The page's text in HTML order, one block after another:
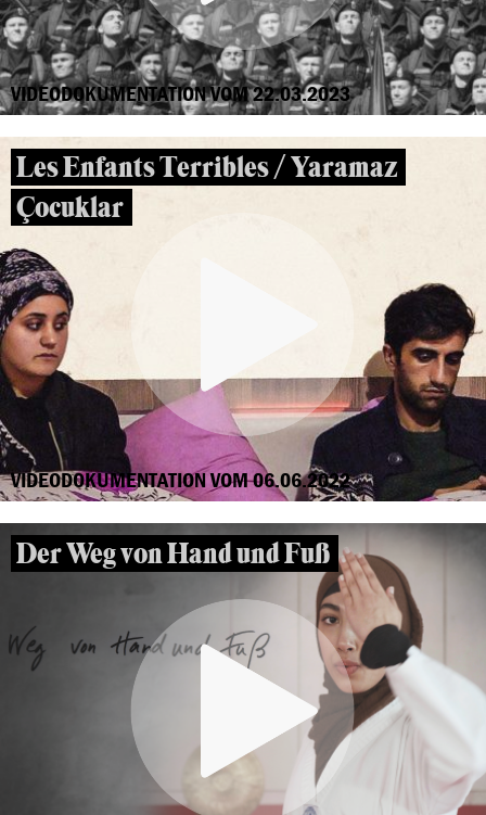
VIDEODOKUMENTATION VOM 22.03.2023
Les Enfants Terribles / Yaramaz
Çocuklar
VIDEODOKUMENTATION VOM 06.06.2022
Der Weg von Hand und Fuß